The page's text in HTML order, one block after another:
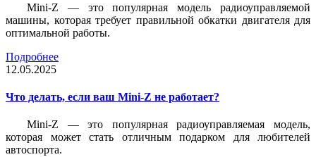
Mini-Z — это популярная модель радиоуправляемой
машины, которая требует правильной обкатки двигателя для
оптимальной работы.
Подробнее
12.05.2025
Что делать, если ваш Mini-Z не работает?
Mini-Z — это популярная радиоуправляемая модель,
которая может стать отличным подарком для любителей
автоспорта.